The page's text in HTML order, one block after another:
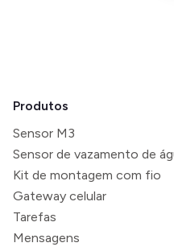
Produtos
Sensor M3
Sensor de vazamento de
Kit de montagem com fio
Gateway celular
Tarefas
Mensagens